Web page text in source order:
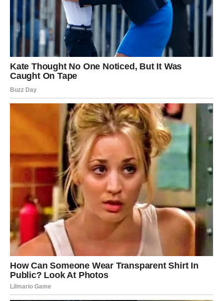
Ova kombinacija emotivne priče i praktičnog savjeta